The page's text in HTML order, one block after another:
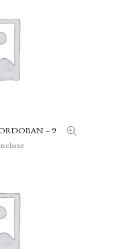
– 9